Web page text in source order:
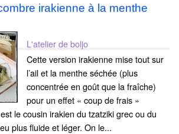
irakienne à la menthe
L'atelier de boljo
Cette version irakienne mise tout sur
l’ail et la menthe séchée (plus
concentrée en goût que la fraîche)
pour un effet « coup de frais »
le cousin irakien du tzatziki grec ou du
plus fluide et léger. On le...